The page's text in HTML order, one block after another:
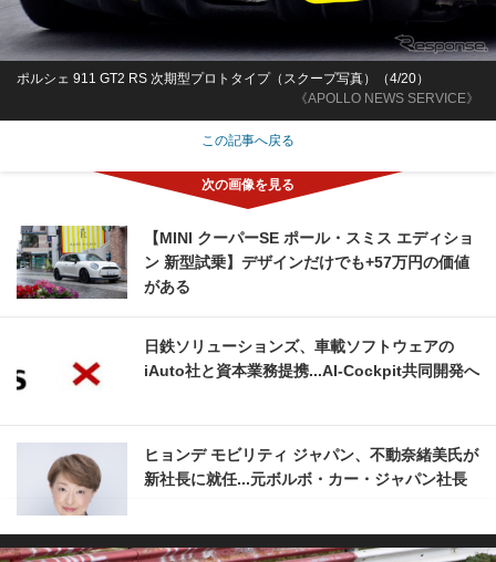
《APOLLO NEWS SERVICE》
ポルシェ 911 GT2 RS 次期型プロトタイプ（スクープ写真）（4/20）
この記事へ戻る
【MINI クーパーSE ポール・スミス エディショ
ン 新型試乗】デザインだけでも+57万円の価値
がある
日鉄ソリューションズ、車載ソフトウェアの
iAuto社と資本業務提携...AI-Cockpit共同開発へ
ヒョンデ モビリティ ジャパン、不動奈緒美氏が
新社長に就任...元ボルボ・カー・ジャパン社長